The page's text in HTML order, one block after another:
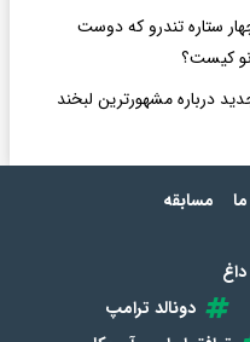
ستاره تندرو که دوست
کیست؟
درباره مشهورترین لبخند
مسابقه
دونالد ترامپ